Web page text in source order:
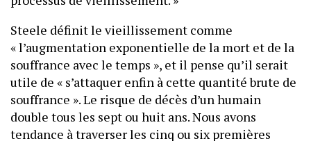
Steele définit le vieillissement comme
« l’augmentation exponentielle de la mort et de la
souffrance avec le temps », et il pense qu’il serait
utile de « s’attaquer enfin à cette quantité brute de
souffrance ». Le risque de décès d’un humain
double tous les sept ou huit ans. Nous avons
tendance à traverser les cinq ou six premières